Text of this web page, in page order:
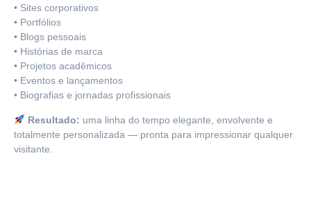
• Sites corporativos
• Portfólios
• Blogs pessoais
• Histórias de marca
• Projetos acadêmicos
• Eventos e lançamentos
• Biografias e jornadas profissionais
Resultado: uma linha do tempo elegante, envolvente e
totalmente personalizada — pronta para impressionar qualquer
visitante.